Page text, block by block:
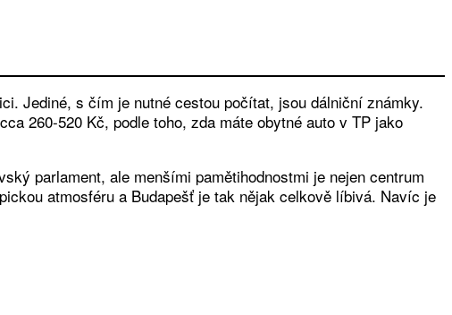
Jediné, s čím je nutné cestou počítat, jsou dálniční známky.
260-520 Kč, podle toho, zda máte obytné auto v TP jako
parlament, ale menšími pamětihodnostmi je nejen centrum
atmosféru a Budapešť je tak nějak celkově líbivá. Navíc je